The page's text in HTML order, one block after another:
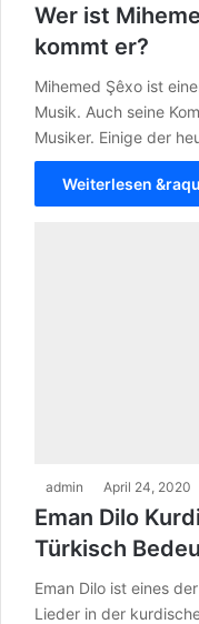
Wer ist
kommt er?
Mihemed Şêxo ist
Musik. Auch seine
Musiker. Einige der
Weiterlesen
admin April 24, 2020
Eman Dilo
Türkisch
Eman Dilo ist eines
Lieder in der